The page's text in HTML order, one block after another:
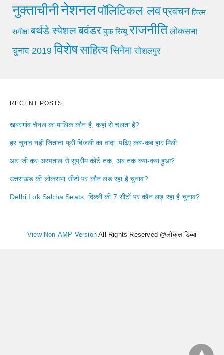
नुक्ताचीनीनेशनलपॉलिटिकल लवप्रवचन फ़िल्म
समीक्षा बर्थडे स्पेशलबवंडर बुक रिव्यू राजनीति लोकसभा
चुनाव 2019 विशेषसाहित्यसिनेमा सोशलपुर
RECENT POSTS
खबरगांव चैनल का मालिक कौन है, कहां से चलता है?
हर चुनाव नहीं जिताता फ्री बिजली का वादा, पढ़िए कब-कब हार मिली
आर जी कर अस्पताल से सुप्रीम कोर्ट तक, अब तक क्या-क्या हुआ?
उत्तराखंड की लोकसभा सीटों पर कौन लड़ रहा है चुनाव?
Delhi Lok Sabha Seats: दिल्ली की 7 सीटों पर कौन लड़ रहा है चुनाव?
View Non-AMP Version All Rights Reserved @लोकल डिब्बा